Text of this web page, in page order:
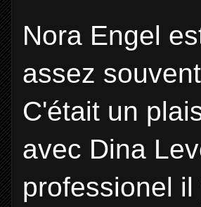
Nora Engel
assez
C'était un
avec Dina
professionel